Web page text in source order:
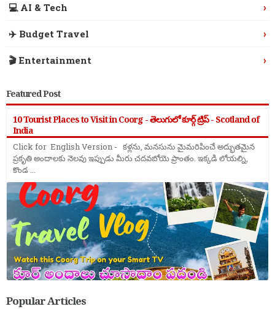
💻 AI & Tech ›
✈️ Budget Travel ›
🎬 Entertainment ›
Featured Post
10 Tourist Places to Visit in Coorg - తెలుగులో కూర్గ్ ట్రిప్ - Scotland of
India
Click for English Version - కళ్లను, మనసును మైమరిపించే అద్భుతమైన
ప్రకృతి అందాలకు నెలవు ఇప్పుడు మీరు చదవబోయె ప్రాంతం. ఇక్కడి లోయల్ని,
కొండ ...
Popular Articles